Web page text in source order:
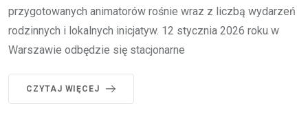
przygotowanych animatorów rośnie wraz z liczbą wydarzeń
rodzinnych i lokalnych inicjatyw. 12 stycznia 2026 roku w
Warszawie odbędzie się stacjonarne
CZYTAJ WIĘCEJ